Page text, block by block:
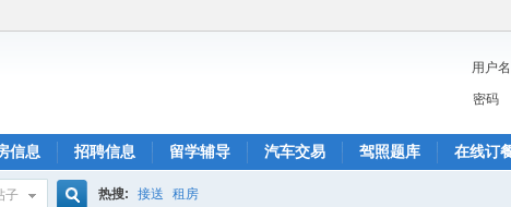
用户名
密码
信息 招聘信息 留学辅导 汽车交易 驾照题库 在线订
子 热搜: 接送 租房